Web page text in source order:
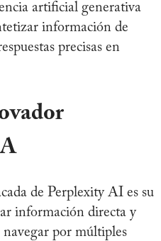
artificial generativa
información de
precisas en
de Perplexity AI es su
información directa y
navegar por múltiples